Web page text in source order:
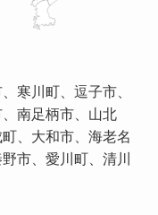
寒川町、逗子市、
南足柄市、山北
、大和市、海老名
市、愛川町、清川